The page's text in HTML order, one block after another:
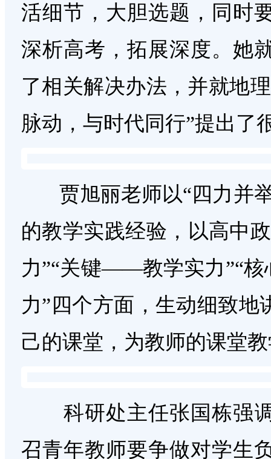
活细节，大胆选题，同时
深析高考，拓展深度。她
了相关解决办法，并就地
脉动，与时代同行”提出了
贾旭丽老师以“四力并举
的教学实践经验，以高中
力”“关键——教学实力”“
力”四个方面，生动细致
己的课堂，为教师的课堂
科研处主任张国栋强调
召青年教师要争做对学生